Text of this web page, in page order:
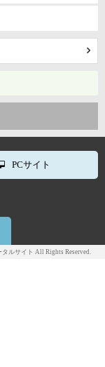
PCサイト
ルサイト All Rights Reserved.